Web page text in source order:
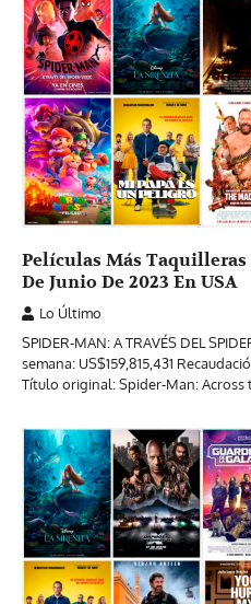
Películas Más Taquilleras
De Junio De 2023 En USA
Lo Último
SPIDER-MAN: A TRAVÉS DEL
semana: US$159,815,431
Título original: Spider-Man: Across